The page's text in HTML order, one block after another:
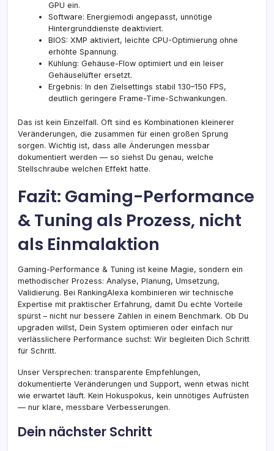
GPU ein.
Software: Energiemodi angepasst, unnötige
Hintergrunddienste deaktiviert.
BIOS: XMP aktiviert, leichte CPU-Optimierung ohne
erhöhte Spannung.
Kühlung: Gehäuse-Flow optimiert und ein leiser
Gehäuselüfter ersetzt.
Ergebnis: In den Zielsettings stabil 130–150 FPS,
deutlich geringere Frame-Time-Schwankungen.
Das ist kein Einzelfall. Oft sind es Kombinationen kleinerer
Veränderungen, die zusammen für einen großen Sprung
sorgen. Wichtig ist, dass alle Änderungen messbar
dokumentiert werden — so siehst Du genau, welche
Stellschraube welchen Effekt hatte.
Fazit: Gaming-Performance
& Tuning als Prozess, nicht
als Einmalaktion
Gaming-Performance & Tuning ist keine Magie, sondern ein
methodischer Prozess: Analyse, Planung, Umsetzung,
Validierung. Bei RankingAlexa kombinieren wir technische
Expertise mit praktischer Erfahrung, damit Du echte Vorteile
spürst – nicht nur bessere Zahlen in einem Benchmark. Ob Du
upgraden willst, Dein System optimieren oder einfach nur
verlässlichere Performance suchst: Wir begleiten Dich Schritt
für Schritt.
Unser Versprechen: transparente Empfehlungen,
dokumentierte Veränderungen und Support, wenn etwas nicht
wie erwartet läuft. Kein Hokuspokus, kein unnötiges Aufrüsten
— nur klare, messbare Verbesserungen.
Dein nächster Schritt